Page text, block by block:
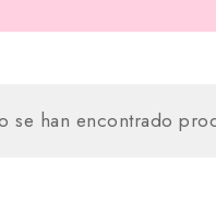
se han encontrado